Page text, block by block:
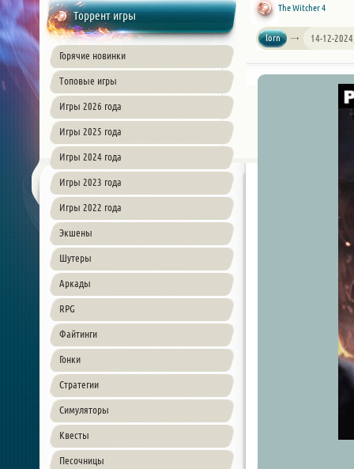
Торрент игры
Горячие новинки
Топовые игры
Игры 2026 года
Игры 2025 года
Игры 2024 года
Игры 2023 года
Игры 2022 года
Экшены
Шутеры
Аркады
RPG
Файтинги
Гонки
Стратегии
Симуляторы
Квесты
Песочницы
The Witcher 4
lorn 14-12-